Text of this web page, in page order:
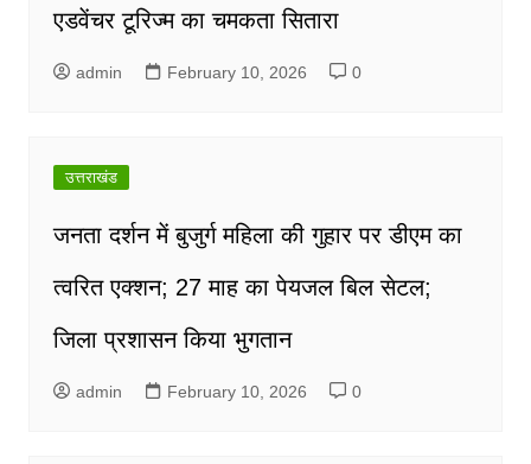
एडवेंचर टूरिज्म का चमकता सितारा
admin February 10, 2026 0
उत्तराखंड
जनता दर्शन में बुजुर्ग महिला की गुहार पर डीएम का
त्वरित एक्शन; 27 माह का पेयजल बिल सेटल;
जिला प्रशासन किया भुगतान
admin February 10, 2026 0